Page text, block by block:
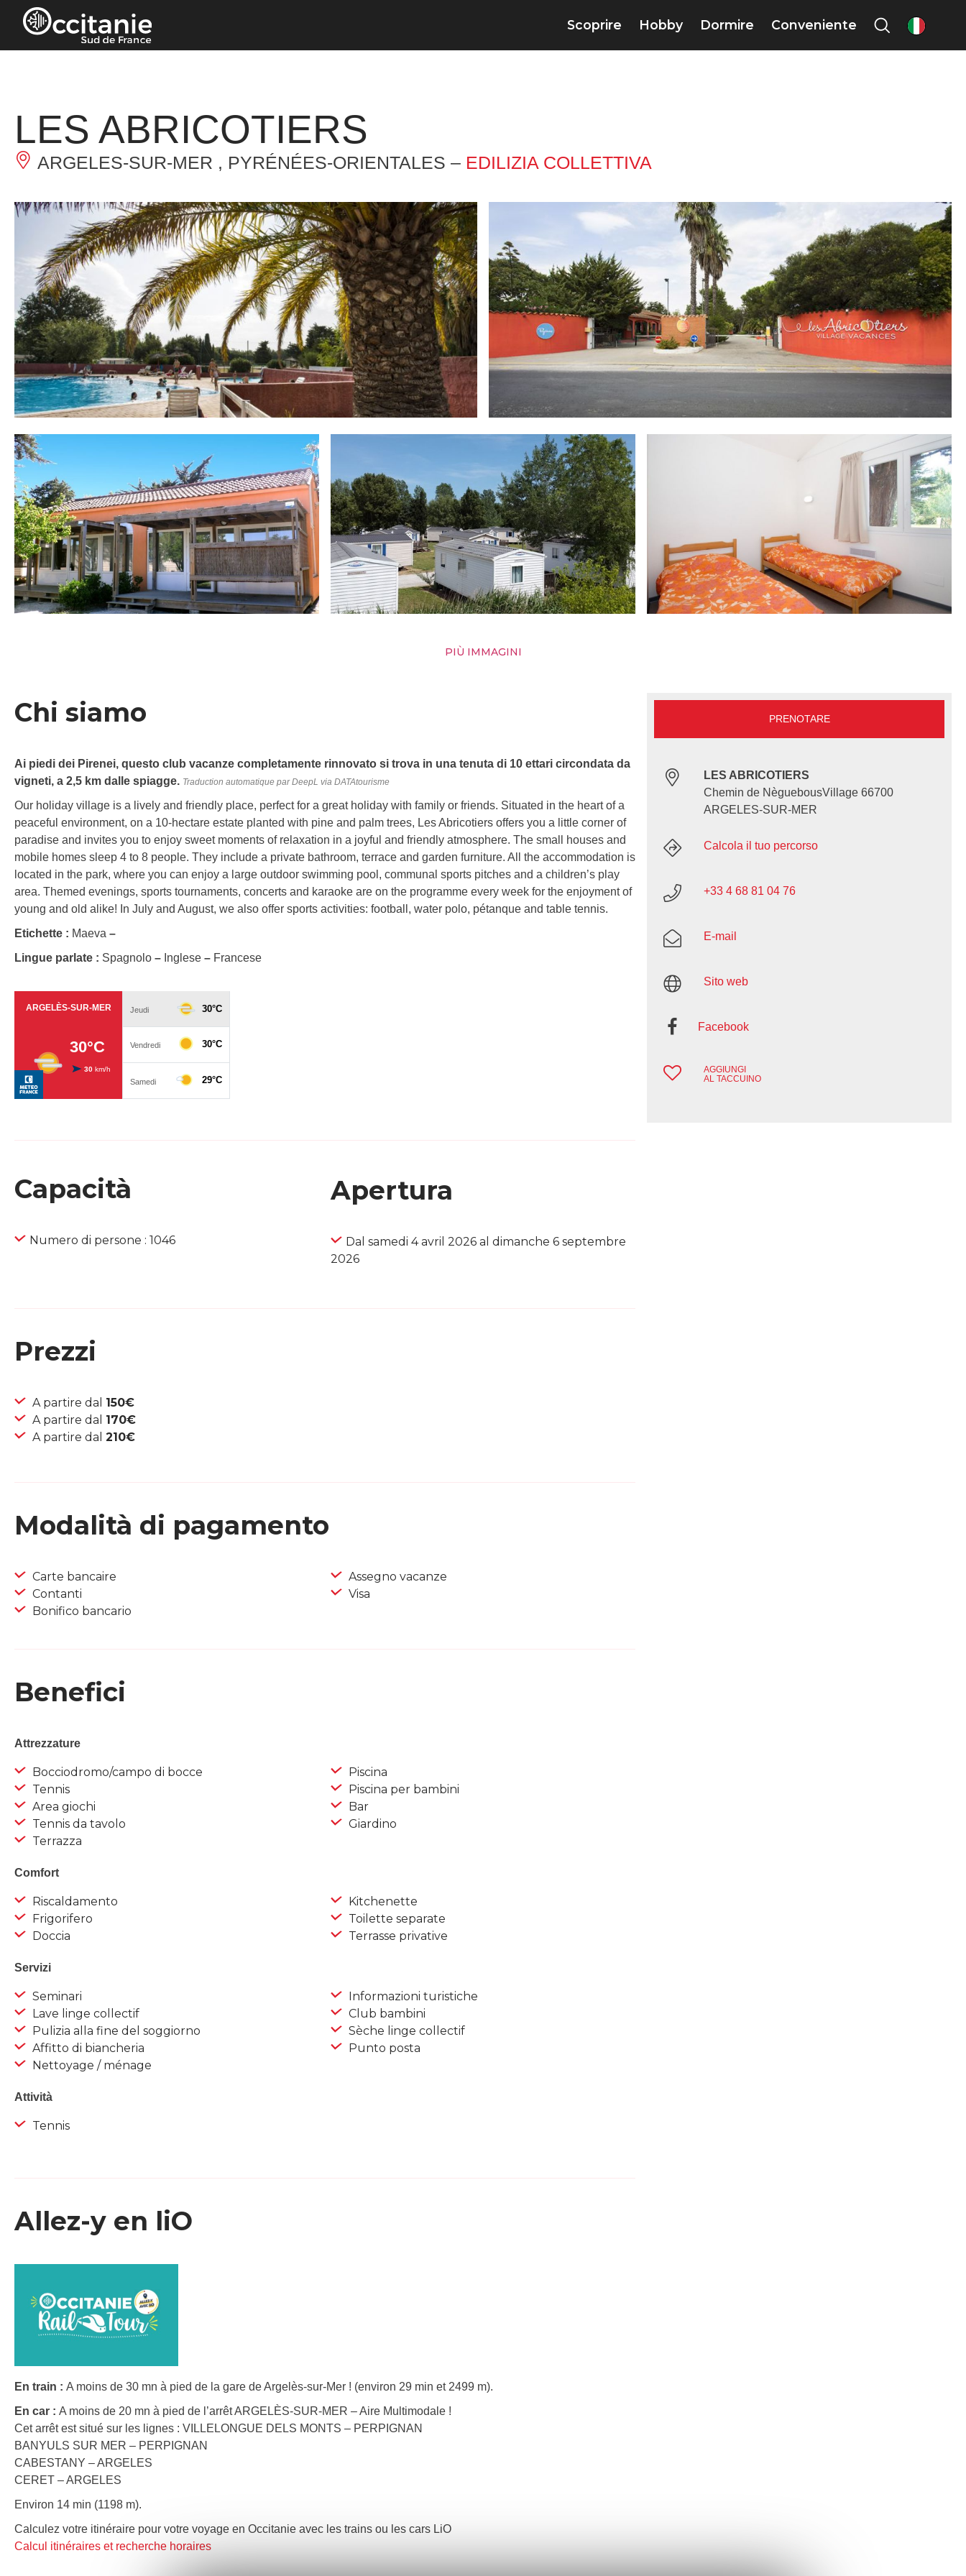
Pannello di gestione dei cookies
Scoprire Hobby Dormire Conveniente
LES ABRICOTIERS
ARGELES-SUR-MER , PYRÉNÉES-ORIENTALES – EDILIZIA COLLETTIVA
PIÙ IMMAGINI
Chi siamo
Ai piedi dei Pirenei, questo club vacanze completamente rinnovato si trova in una tenuta di 10 ettari circondata da
vigneti, a 2,5 km dalle spiagge. Traduction automatique par DeepL via DATAtourisme
Our holiday village is a lively and friendly place, perfect for a great holiday with family or friends. Situated in the heart of a
peaceful environment, on a 10-hectare estate planted with pine and palm trees, Les Abricotiers offers you a little corner of
paradise and invites you to enjoy sweet moments of relaxation in a joyful and friendly atmosphere. The small houses and
mobile homes sleep 4 to 8 people. They include a private bathroom, terrace and garden furniture. All the accommodation is
located in the park, where you can enjoy a large outdoor swimming pool, communal sports pitches and a children’s play
area. Themed evenings, sports tournaments, concerts and karaoke are on the programme every week for the enjoyment of
young and old alike! In July and August, we also offer sports activities: football, water polo, pétanque and table tennis.
Etichette : Maeva –
Lingue parlate : Spagnolo – Inglese – Francese
Capacità
Numero di persone : 1046
Apertura
Dal samedi 4 avril 2026 al dimanche 6 septembre
2026
Prezzi
A partire dal 150€
A partire dal 170€
A partire dal 210€
Modalità di pagamento
Carte bancaire
Contanti
Bonifico bancario
Assegno vacanze
Visa
Benefici
Attrezzature
Bocciodromo/campo di bocce
Tennis
Area giochi
Tennis da tavolo
Terrazza
Piscina
Piscina per bambini
Bar
Giardino
Comfort
Riscaldamento
Frigorifero
Doccia
Kitchenette
Toilette separate
Terrasse privative
Servizi
Seminari
Lave linge collectif
Pulizia alla fine del soggiorno
Affitto di biancheria
Nettoyage / ménage
Informazioni turistiche
Club bambini
Sèche linge collectif
Punto posta
Attività
Tennis
Allez-y en liO
En train : A moins de 30 mn à pied de la gare de Argelès-sur-Mer ! (environ 29 min et 2499 m).
En car : A moins de 20 mn à pied de l’arrêt ARGELÈS-SUR-MER – Aire Multimodale !
Cet arrêt est situé sur les lignes : VILLELONGUE DELS MONTS – PERPIGNAN
BANYULS SUR MER – PERPIGNAN
CABESTANY – ARGELES
CERET – ARGELES
Environ 14 min (1198 m).
Calculez votre itinéraire pour votre voyage en Occitanie avec les trains ou les cars LiO
Calcul itinéraires et recherche horaires
PRENOTARE
LES ABRICOTIERS
Chemin de NèguebousVillage 66700
ARGELES-SUR-MER
Calcola il tuo percorso
+33 4 68 81 04 76
E-mail
Sito web
Facebook
AGGIUNGI
AL TACCUINO